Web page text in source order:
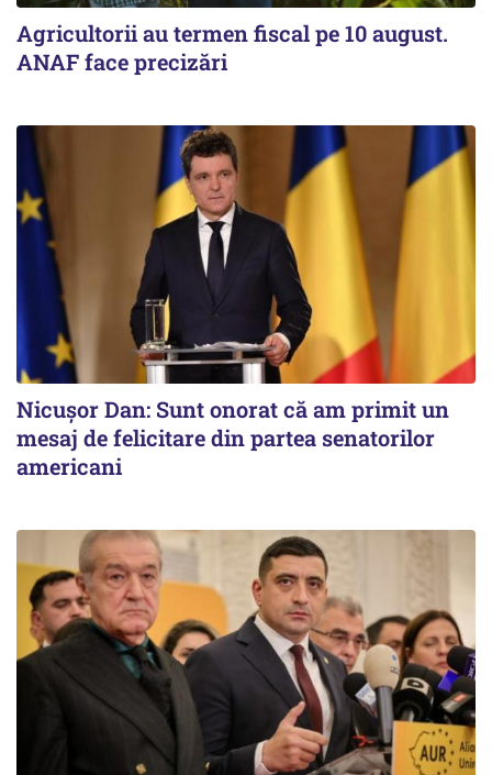
Agricultorii au termen fiscal pe 10 august.
ANAF face precizări
Nicușor Dan: Sunt onorat că am primit un
mesaj de felicitare din partea senatorilor
americani